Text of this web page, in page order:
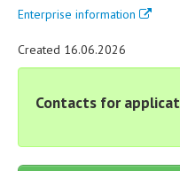
Enterprise information
Created 16.06.2026
Contacts for